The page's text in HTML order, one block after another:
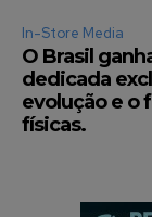
In-Store Media
O Brasil
dedicada
evolução e o
físicas.